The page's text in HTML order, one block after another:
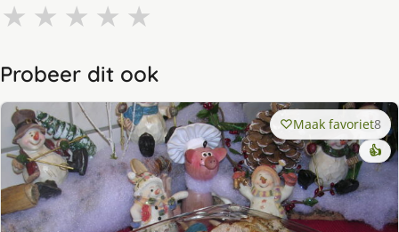
★ ★ ★ ★ ★
Probeer dit ook
Maak favoriet8
👍